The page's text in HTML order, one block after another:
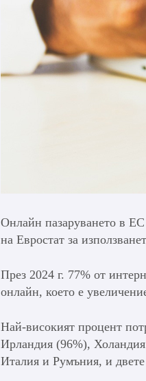
Онлайн пазаруването в
на Евростат за
През 2024 г. 77% от
онлайн, което е
Най-високият процент
Ирландия (96%),
Италия и Румъния, и